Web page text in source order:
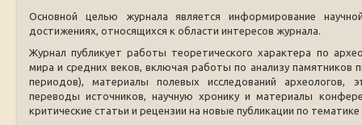
Основной целью журнала является информирование
достижениях, относящихся к области интересов журнала.
Журнал публикует работы теоретического характера по
мира и средних веков, включая работы по анализу памятников
периодов), материалы полевых исследований
переводы источников, научную хронику и материалы
критические статьи и рецензии на новые публикации по тематике